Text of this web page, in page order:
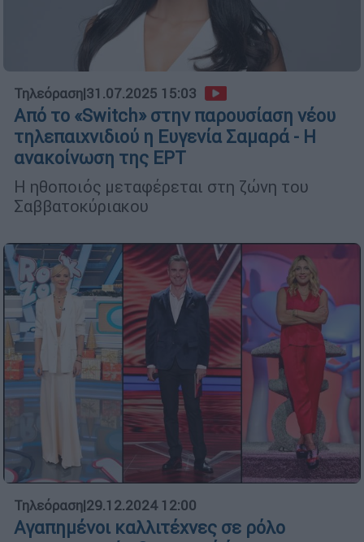
Τηλεόραση|31.07.2025 15:03
Από το «Switch» στην παρουσίαση νέου
τηλεπαιχνιδιού η Ευγενία Σαμαρά - Η
ανακοίνωση της ΕΡΤ
Η ηθοποιός μεταφέρεται στη ζώνη του
Σαββατοκύριακου
Τηλεόραση|29.12.2024 12:00
Αγαπημένοι καλλιτέχνες σε ρόλο